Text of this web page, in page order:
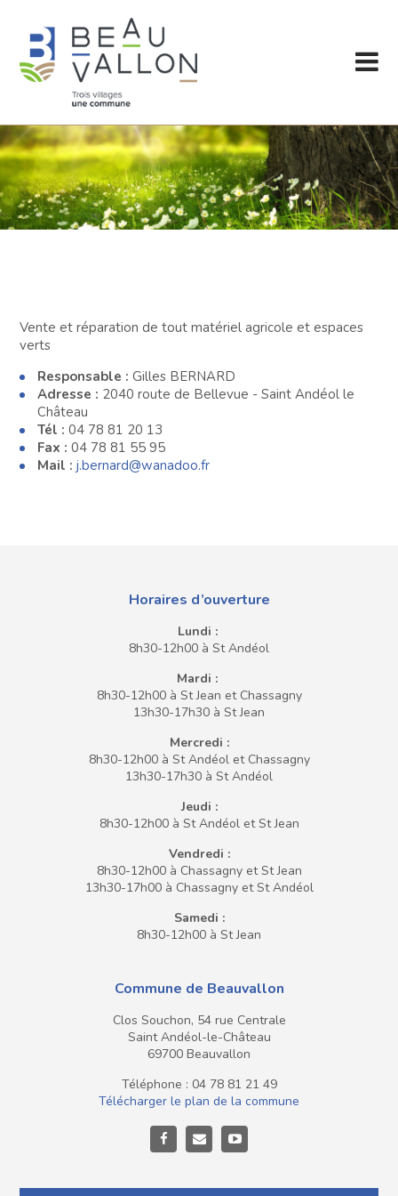
Vente et réparation de tout matériel agricole et espaces
verts
Responsable : Gilles BERNARD
Adresse : 2040 route de Bellevue - Saint Andéol le
Château
Tél : 04 78 81 20 13
Fax : 04 78 81 55 95
Mail : j.bernard@wanadoo.fr
Horaires d’ouverture
Lundi :
8h30-12h00 à St Andéol
Mardi :
8h30-12h00 à St Jean et Chassagny
13h30-17h30 à St Jean
Mercredi :
8h30-12h00 à St Andéol et Chassagny
13h30-17h30 à St Andéol
Jeudi :
8h30-12h00 à St Andéol et St Jean
Vendredi :
8h30-12h00 à Chassagny et St Jean
13h30-17h00 à Chassagny et St Andéol
Samedi :
8h30-12h00 à St Jean
Commune de Beauvallon
Clos Souchon, 54 rue Centrale
Saint Andéol-le-Château
69700 Beauvallon
Téléphone : 04 78 81 21 49
Télécharger le plan de la commune